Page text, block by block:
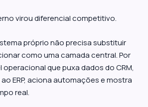
virou diferencial competitivo.
próprio não precisa substituir
como uma camada central. Por
operacional que puxa dados do CRM,
ERP, aciona automações e mostra
real.